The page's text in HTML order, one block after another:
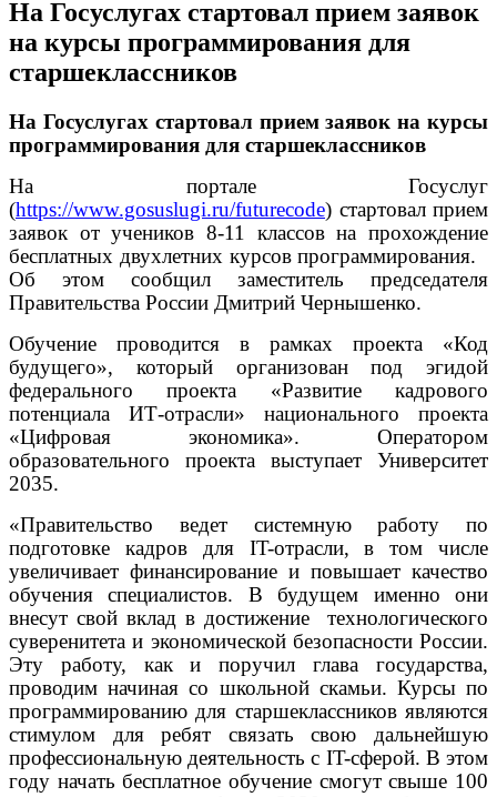
На Госуслугах стартовал прием заявок
на курсы программирования для
старшеклассников
На Госуслугах стартовал прием заявок на курсы
программирования для старшеклассников
На портале Госуслуг
(https://www.gosuslugi.ru/futurecode) стартовал прием
заявок от учеников 8-11 классов на прохождение
бесплатных двухлетних курсов программирования.
Об этом сообщил заместитель председателя
Правительства России Дмитрий Чернышенко.
Обучение проводится в рамках проекта «Код
будущего», который организован под эгидой
федерального проекта «Развитие кадрового
потенциала ИТ-отрасли» национального проекта
«Цифровая экономика». Оператором
образовательного проекта выступает Университет
2035.
«Правительство ведет системную работу по
подготовке кадров для IT-отрасли, в том числе
увеличивает финансирование и повышает качество
обучения специалистов. В будущем именно они
внесут свой вклад в достижение технологического
суверенитета и экономической безопасности России.
Эту работу, как и поручил глава государства,
проводим начиная со школьной скамьи. Курсы по
программированию для старшеклассников являются
стимулом для ребят связать свою дальнейшую
профессиональную деятельность с IT-сферой. В этом
году начать бесплатное обучение смогут свыше 100